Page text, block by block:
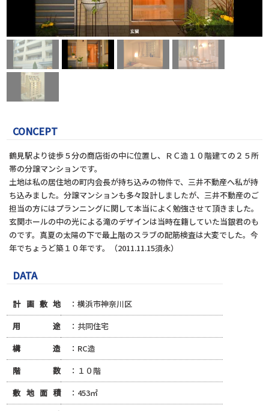
CONCEPT
鶴見駅より徒歩５分の商店街の中に位置し、ＲＣ造１０階建ての２５所
帯の分譲マンションです。
土地は私の居住地の町内会長が持ち込みの物件で、三井不動産へ私が持
ち込みました。分譲マンションも多々設計しましたが、三井不動産のご
担当の方にはプランニングに関して本当によく勉強させて頂きました。
玄関ホールの中の光による滝のデザインは当時在籍していた当銀君のも
のです。真夏の太陽の下で最上階のスラブの配筋検査は大変でした。今
年でちょうど築１０年です。（2011.11.15須永）
DATA
計画敷地
：横浜市神奈川区
用途
：共同住宅
構造
：RC造
階数
：１０階
敷地面積
：453㎡